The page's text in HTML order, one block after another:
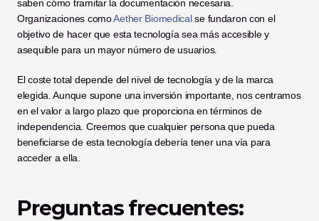
saben cómo tramitar la documentación necesaria.
Organizaciones como Aether Biomedical se fundaron con el
objetivo de hacer que esta tecnología sea más accesible y
asequible para un mayor número de usuarios.
El coste total depende del nivel de tecnología y de la marca
elegida. Aunque supone una inversión importante, nos centramos
en el valor a largo plazo que proporciona en términos de
independencia. Creemos que cualquier persona que pueda
beneficiarse de esta tecnología debería tener una vía para
acceder a ella.
Preguntas frecuentes: